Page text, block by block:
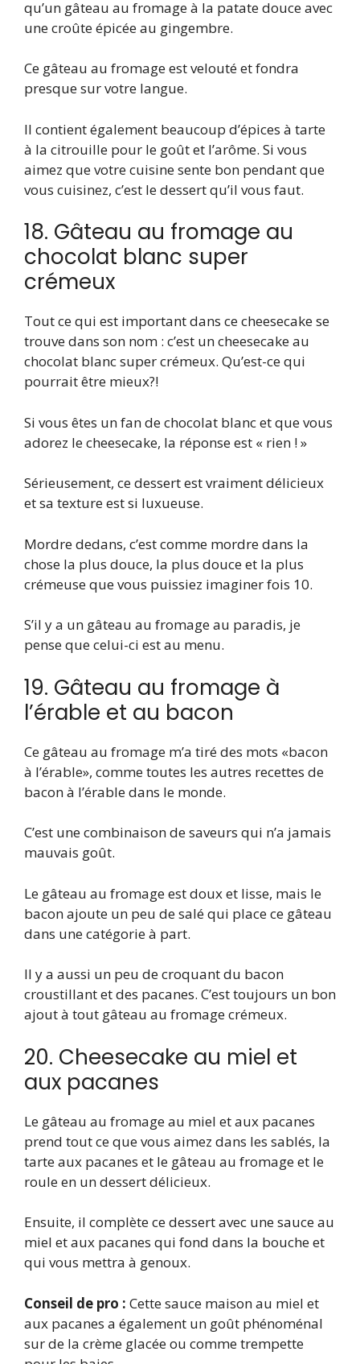
qu’un gâteau au fromage à la patate douce avec
une croûte épicée au gingembre.
Ce gâteau au fromage est velouté et fondra
presque sur votre langue.
Il contient également beaucoup d’épices à tarte
à la citrouille pour le goût et l’arôme. Si vous
aimez que votre cuisine sente bon pendant que
vous cuisinez, c’est le dessert qu’il vous faut.
18. Gâteau au fromage au
chocolat blanc super
crémeux
Tout ce qui est important dans ce cheesecake se
trouve dans son nom : c’est un cheesecake au
chocolat blanc super crémeux. Qu’est-ce qui
pourrait être mieux?!
Si vous êtes un fan de chocolat blanc et que vous
adorez le cheesecake, la réponse est « rien ! »
Sérieusement, ce dessert est vraiment délicieux
et sa texture est si luxueuse.
Mordre dedans, c’est comme mordre dans la
chose la plus douce, la plus douce et la plus
crémeuse que vous puissiez imaginer fois 10.
S’il y a un gâteau au fromage au paradis, je
pense que celui-ci est au menu.
19. Gâteau au fromage à
l’érable et au bacon
Ce gâteau au fromage m’a tiré des mots «bacon
à l’érable», comme toutes les autres recettes de
bacon à l’érable dans le monde.
C’est une combinaison de saveurs qui n’a jamais
mauvais goût.
Le gâteau au fromage est doux et lisse, mais le
bacon ajoute un peu de salé qui place ce gâteau
dans une catégorie à part.
Il y a aussi un peu de croquant du bacon
croustillant et des pacanes. C’est toujours un bon
ajout à tout gâteau au fromage crémeux.
20. Cheesecake au miel et
aux pacanes
Le gâteau au fromage au miel et aux pacanes
prend tout ce que vous aimez dans les sablés, la
tarte aux pacanes et le gâteau au fromage et le
roule en un dessert délicieux.
Ensuite, il complète ce dessert avec une sauce au
miel et aux pacanes qui fond dans la bouche et
qui vous mettra à genoux.
Conseil de pro : Cette sauce maison au miel et
aux pacanes a également un goût phénoménal
sur de la crème glacée ou comme trempette